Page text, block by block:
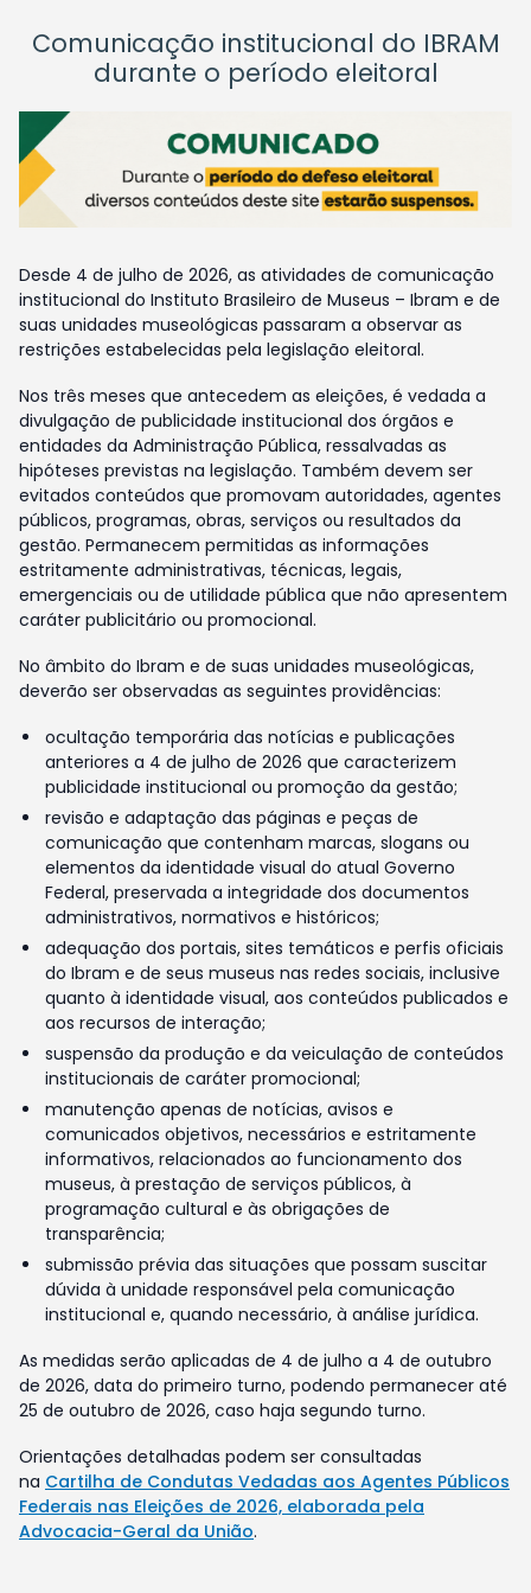
Comunicação institucional do IBRAM
durante o período eleitoral
Desde 4 de julho de 2026, as atividades de comunicação
institucional do Instituto Brasileiro de Museus – Ibram e de
suas unidades museológicas passaram a observar as
restrições estabelecidas pela legislação eleitoral.
Nos três meses que antecedem as eleições, é vedada a
divulgação de publicidade institucional dos órgãos e
entidades da Administração Pública, ressalvadas as
hipóteses previstas na legislação. Também devem ser
evitados conteúdos que promovam autoridades, agentes
públicos, programas, obras, serviços ou resultados da
gestão. Permanecem permitidas as informações
estritamente administrativas, técnicas, legais,
emergenciais ou de utilidade pública que não apresentem
caráter publicitário ou promocional.
No âmbito do Ibram e de suas unidades museológicas,
deverão ser observadas as seguintes providências:
ocultação temporária das notícias e publicações
anteriores a 4 de julho de 2026 que caracterizem
publicidade institucional ou promoção da gestão;
revisão e adaptação das páginas e peças de
comunicação que contenham marcas, slogans ou
elementos da identidade visual do atual Governo
Federal, preservada a integridade dos documentos
administrativos, normativos e históricos;
adequação dos portais, sites temáticos e perfis oficiais
do Ibram e de seus museus nas redes sociais, inclusive
quanto à identidade visual, aos conteúdos publicados e
aos recursos de interação;
suspensão da produção e da veiculação de conteúdos
institucionais de caráter promocional;
manutenção apenas de notícias, avisos e
comunicados objetivos, necessários e estritamente
informativos, relacionados ao funcionamento dos
museus, à prestação de serviços públicos, à
programação cultural e às obrigações de
transparência;
submissão prévia das situações que possam suscitar
dúvida à unidade responsável pela comunicação
institucional e, quando necessário, à análise jurídica.
As medidas serão aplicadas de 4 de julho a 4 de outubro
de 2026, data do primeiro turno, podendo permanecer até
25 de outubro de 2026, caso haja segundo turno.
Orientações detalhadas podem ser consultadas
na Cartilha de Condutas Vedadas aos Agentes Públicos
Federais nas Eleições de 2026, elaborada pela
Advocacia-Geral da União.